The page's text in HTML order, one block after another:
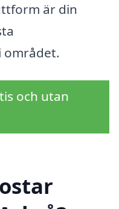
är din
området.
och utan